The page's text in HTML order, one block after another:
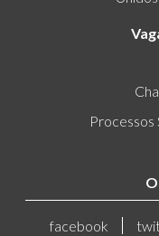
Processos
facebook